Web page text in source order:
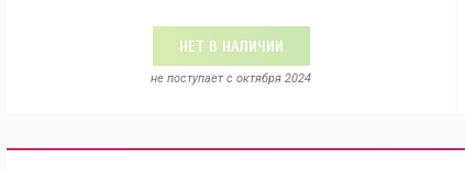
НЕТ В НАЛИЧИИ
не поступает c октября 2024